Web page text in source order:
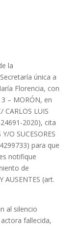
la
única a
Florencia, con
– MORÓN, en
CARLOS LUIS
24691-2020), cita
O SUCESORES
para que
notifique
de
AUSENTES (art.
al silencio
fallecida,